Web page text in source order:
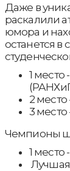
Даже в
раскалили
юмора и
останется в
1 место
2 место
3 место
Чемпионы
1
Лучшая